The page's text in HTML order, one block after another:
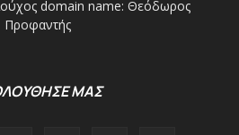
domain name: Θεόδωρος
Προφαντής
ΜΑΣ